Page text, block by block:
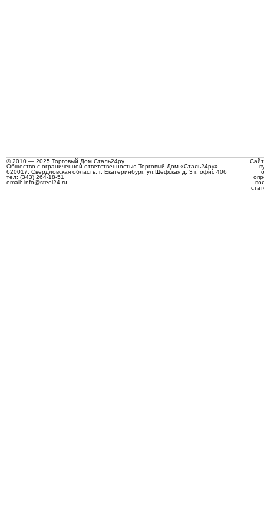
© 2010 — 2025 Торговый Дом Сталь24ру
Общество с ограниченной ответственностью Торговый Дом «Сталь24ру»
620017, Свердловская область, г. Екатеринбург, ул.Шефская д. 3 г, офис 406
тел: (343) 264-18-51
email: info@steel24.ru